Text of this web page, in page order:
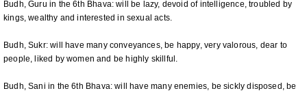
Budh, Guru in the 6th Bhava: will be lazy, devoid of intelligence, troubled by
kings, wealthy and interested in sexual acts.
Budh, Sukr: will have many conveyances, be happy, very valorous, dear to
people, liked by women and be highly skillful.
Budh, Sani in the 6th Bhava: will have many enemies, be sickly disposed, be